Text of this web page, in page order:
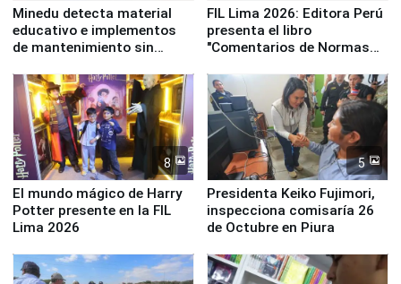
Minedu detecta material
educativo e implementos
de mantenimiento sin
la UGEL 2
FIL Lima 2026: Editora Perú
presenta el libro
"Comentarios de Normas
Derecho Colectivo"
8
El mundo mágico de Harry
Potter presente en la FIL
Lima 2026
5
Presidenta Keiko Fujimori,
inspecciona comisaría 26
de Octubre en Piura